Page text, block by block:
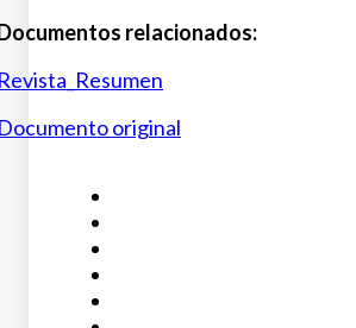
relacionados:
original